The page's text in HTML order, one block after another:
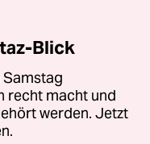
Blick
Samstag
recht macht und
werden. Jetzt